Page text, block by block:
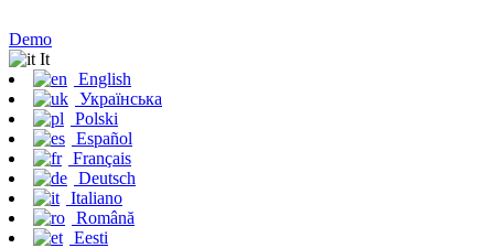
Demo
It
English
Українська
Polski
Español
Français
Deutsch
Italiano
Română
Eesti